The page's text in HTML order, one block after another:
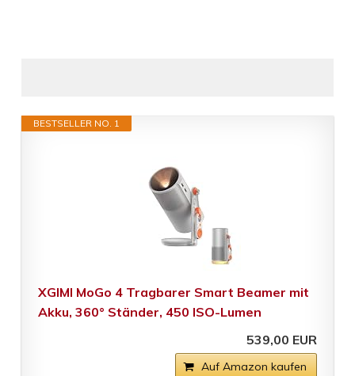
BESTSELLER NO. 1
XGIMI MoGo 4 Tragbarer Smart Beamer mit
Akku, 360° Ständer, 450 ISO-Lumen
539,00 EUR
Auf Amazon kaufen